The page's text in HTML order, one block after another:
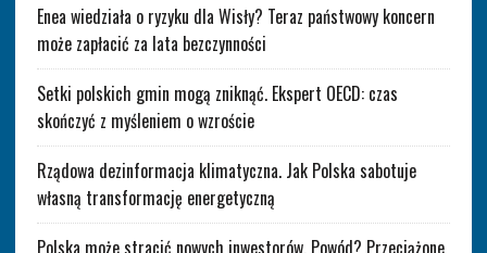
Enea wiedziała o ryzyku dla Wisły? Teraz państwowy koncern
może zapłacić za lata bezczynności
Setki polskich gmin mogą zniknąć. Ekspert OECD: czas
skończyć z myśleniem o wzroście
Rządowa dezinformacja klimatyczna. Jak Polska sabotuje
własną transformację energetyczną
Polska może stracić nowych inwestorów. Powód? Przeciążone